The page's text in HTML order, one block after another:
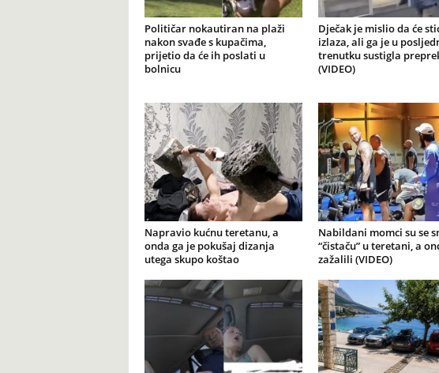
Političar nokautiran na plaži
nakon svađe s kupačima,
prijetio da će ih poslati u
bolnicu
Dječak je mislio da će
izlaza, ali ga je u
trenutku sustigla
(VIDEO)
Napravio kućnu teretanu, a
onda ga je pokušaj dizanja
utega skupo koštao
Nabildani momci su se
“čistaču” u teretani, a
zažalili (VIDEO)